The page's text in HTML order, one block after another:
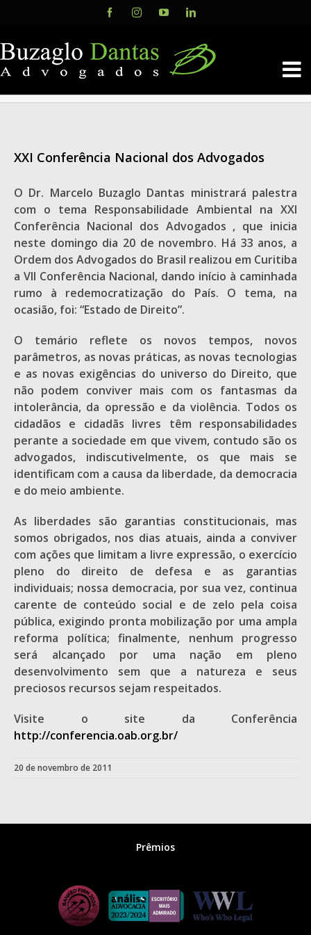
content
FacebookInstagramYouTubeLinkedIn
XXI Conferência Nacional dos Advogados
O Dr. Marcelo Buzaglo Dantas ministrará palestra
com o tema Responsabilidade Ambiental na XXI
Conferência Nacional dos Advogados , que inicia
neste domingo dia 20 de novembro. Há 33 anos, a
Ordem dos Advogados do Brasil realizou em Curitiba
a VII Conferência Nacional, dando início à caminhada
rumo à redemocratização do País. O tema, na
ocasião, foi: “Estado de Direito”.
O temário reflete os novos tempos, novos
parâmetros, as novas práticas, as novas tecnologias
e as novas exigências do universo do Direito, que
não podem conviver mais com os fantasmas da
intolerância, da opressão e da violência. Todos os
cidadãos e cidadãs livres têm responsabilidades
perante a sociedade em que vivem, contudo são os
advogados, indiscutivelmente, os que mais se
identificam com a causa da liberdade, da democracia
e do meio ambiente.
As liberdades são garantias constitucionais, mas
somos obrigados, nos dias atuais, ainda a conviver
com ações que limitam a livre expressão, o exercício
pleno do direito de defesa e as garantias
individuais; nossa democracia, por sua vez, continua
carente de conteúdo social e de zelo pela coisa
pública, exigindo pronta mobilização por uma ampla
reforma política; finalmente, nenhum progresso
será alcançado por uma nação em pleno
desenvolvimento sem que a natureza e seus
preciosos recursos sejam respeitados.
Visite o site da Conferência
http://conferencia.oab.org.br/
20 de novembro de 2011
Prêmios